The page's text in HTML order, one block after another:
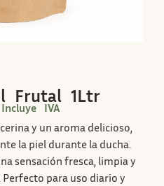
Frutal 1Ltr
Incluye IVA
y un aroma delicioso,
la piel durante la ducha.
sensación fresca, limpia y
para uso diario y